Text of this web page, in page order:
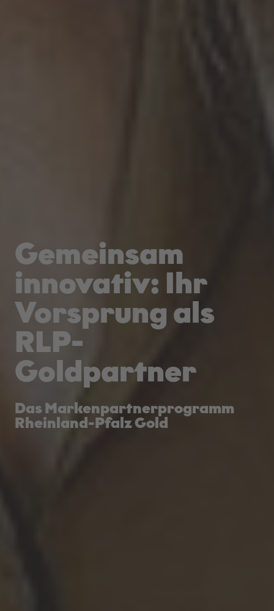
Gemeinsam
innovativ: Ihr
Vorsprung als
RLP-
Goldpartner
Das Markenpartnerprogramm
Rheinland-Pfalz Gold